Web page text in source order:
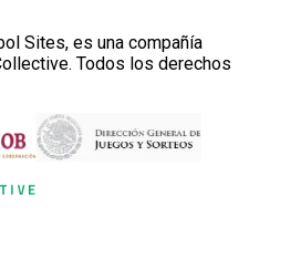
Sites, es una compañía
Todos los derechos